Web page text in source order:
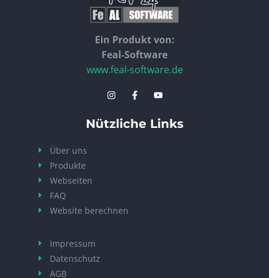
Ein Produkt von:
Feal-Software
www.feal-software.de
Nützliche Links
Über uns
Produkte
Webseiten
FAQ
Website berechnen
Impressum
Datenschutz
AGB